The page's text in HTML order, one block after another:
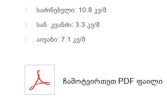
საძინებელი: 10.8 კვ/მ
სან. კვანძი: 3.3 კვ/მ
აივანი: 7.1 კვ/მ
ჩამოტვირთეთ PDF ფაილი